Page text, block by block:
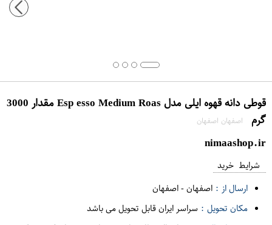
قوطی دانه قهوه ایلی مدل Esp esso Medium Roas مقدار 3000
گرم
اصفهان اصفهان
nimaashop.ir
شرایط خرید
ارسال از : اصفهان-اصفهان
مکان تحویل : سراسر ایران قابل تحویل می باشد